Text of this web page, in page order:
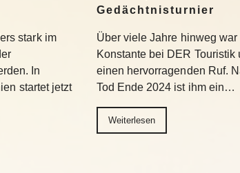
stark im
In
startet jetzt
Gedächtnisturnier
Über viele Jahre hinweg
Konstante bei DER
einen hervorragenden Ruf.
Tod Ende 2024 ist ihm ein…
Weiterlesen